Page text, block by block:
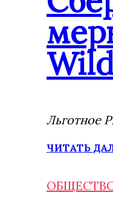
Льготное
ЧИТАТЬ